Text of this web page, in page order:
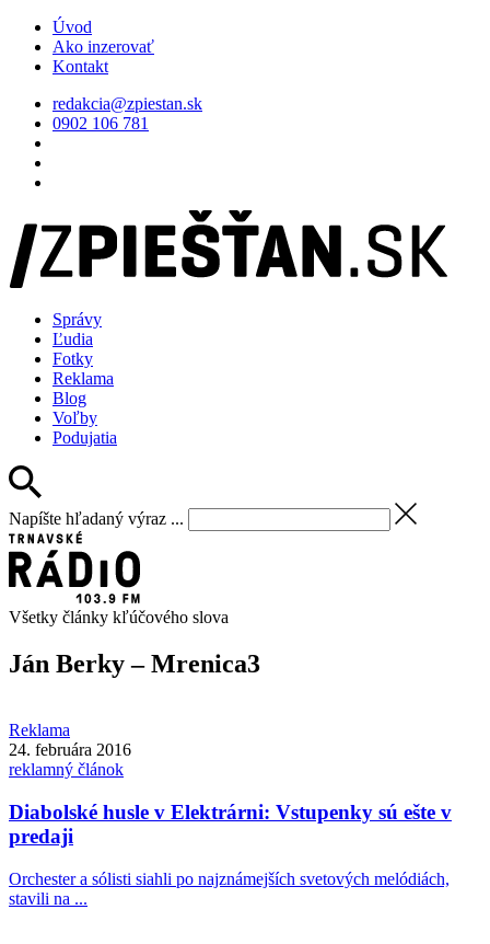
Úvod
Ako inzerovať
Kontakt
redakcia@zpiestan.sk
0902 106 781
Správy
Ľudia
Fotky
Reklama
Blog
Voľby
Podujatia
Napíšte hľadaný výraz ...
Všetky články kľúčového slova
Ján Berky – Mrenica3
Reklama
24. februára 2016
reklamný článok
Diabolské husle v Elektrárni: Vstupenky sú ešte v
predaji
Orchester a sólisti siahli po najznámejších svetových melódiách,
stavili na ...